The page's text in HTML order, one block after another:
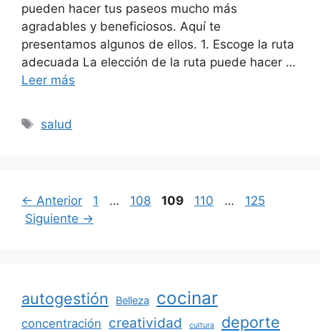
pueden hacer tus paseos mucho más
agradables y beneficiosos. Aquí te
presentamos algunos de ellos. 1. Escoge la ruta
adecuada La elección de la ruta puede hacer …
Leer más
Etiquetas
salud
← Anterior Página
1 … Página
108 Página
109 Página
110 … Página
125
Siguiente →
autogestión Belleza cocinar
concentración creatividad cultura deporte